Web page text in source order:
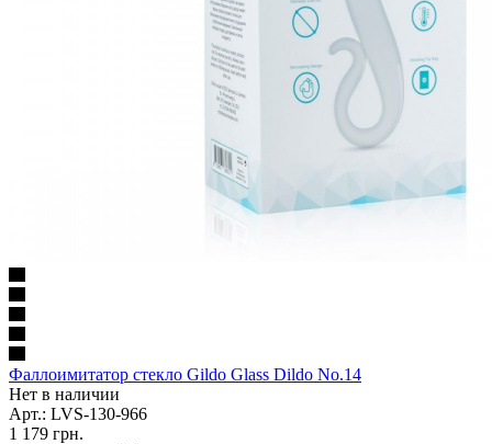
Фаллоимитатор стекло Gildo Glass Dildo No.14
Нет в наличии
Арт.: LVS-130-966
1 179 грн.